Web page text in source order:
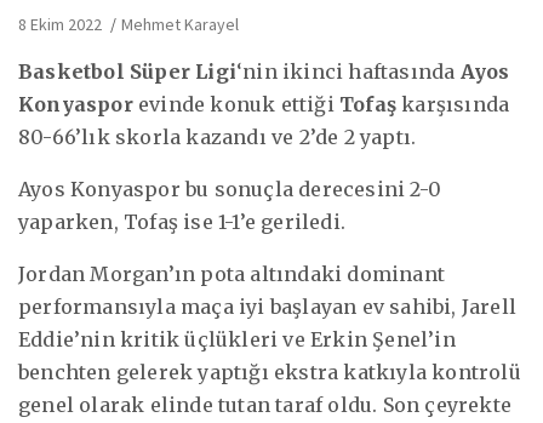
8 Ekim 2022 Mehmet Karayel
Basketbol Süper Ligi‘nin ikinci haftasında Ayos
Konyasporevinde konuk ettiği Tofaş karşısında
80-66’lık skorla kazandı ve 2’de 2 yaptı.
Ayos Konyaspor bu sonuçla derecesini 2-0
yaparken, Tofaş ise 1-1’e geriledi.
Jordan Morgan’ın pota altındaki dominant
performansıyla maça iyi başlayan ev sahibi, Jarell
Eddie’nin kritik üçlükleri ve Erkin Şenel’in
benchten gelerek yaptığı ekstra katkıyla kontrolü
genel olarak elinde tutan taraf oldu. Son çeyrekte